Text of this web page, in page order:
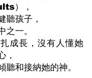
），
聽孩子，
之一。
成長，沒有人懂她
，
聽和接納她的神。